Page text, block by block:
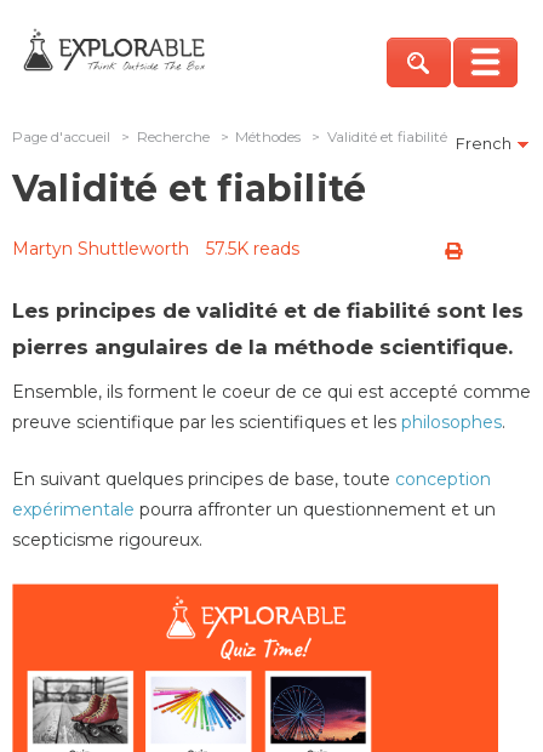
French
Page d'accueil > Recherche > Méthodes > Validité et fiabilité
Validité et fiabilité
Martyn Shuttleworth 57.5K reads
Les principes de validité et de fiabilité sont les
pierres angulaires de la méthode scientifique.
Ensemble, ils forment le coeur de ce qui est accepté comme
preuve scientifique par les scientifiques et les philosophes.
En suivant quelques principes de base, toute conception
expérimentale pourra affronter un questionnement et un
scepticisme rigoureux.